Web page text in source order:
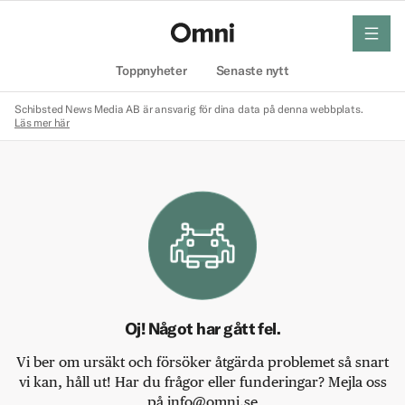
Toppnyheter Senaste nytt
meny
Schibsted News Media AB är ansvarig för dina data på denna webbplats.
Läs mer här
Oj! Något har gått fel.
Vi ber om ursäkt och försöker åtgärda problemet så snart
vi kan, håll ut! Har du frågor eller funderingar? Mejla oss